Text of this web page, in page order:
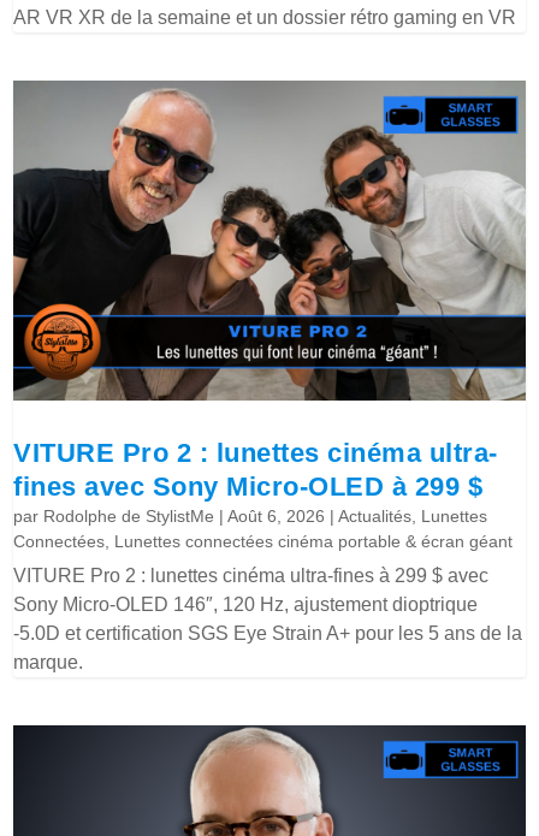
AR VR XR de la semaine et un dossier rétro gaming en VR
VITURE Pro 2 : lunettes cinéma ultra-
fines avec Sony Micro-OLED à 299 $
par Rodolphe de StylistMe |Août 6, 2026 |Actualités Lunettes
Connectées Lunettes connectées cinéma portable & écran géant
VITURE Pro 2 : lunettes cinéma ultra-fines à 299 $ avec
Sony Micro-OLED 146″, 120 Hz, ajustement dioptrique
-5.0D et certification SGS Eye Strain A+ pour les 5 ans de la
marque.